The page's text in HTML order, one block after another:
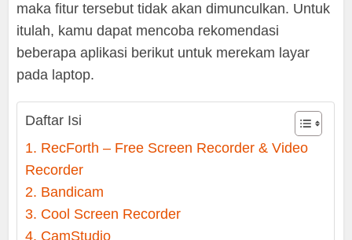
maka fitur tersebut tidak akan dimunculkan. Untuk
itulah, kamu dapat mencoba rekomendasi
beberapa aplikasi berikut untuk merekam layar
pada laptop.
Daftar Isi
1. RecForth – Free Screen Recorder & Video
Recorder
2. Bandicam
3. Cool Screen Recorder
4. CamStudio